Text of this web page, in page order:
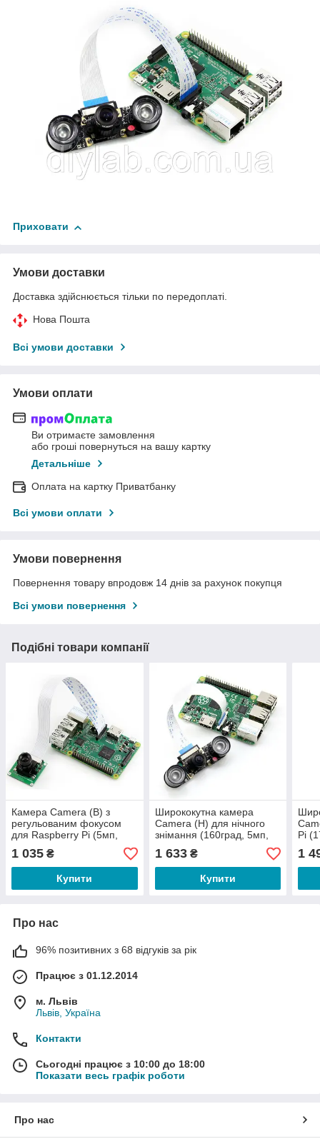
Приховати
Умови доставки
Доставка здійснюється тільки по передоплаті.
Нова Пошта
Всі умови доставки
Умови оплати
Ви отримаєте замовлення
або гроші повернуться на вашу картку
Детальніше
Оплата на картку Приватбанку
Всі умови оплати
Умови повернення
Повернення товару впродовж 14 днів за рахунок покупця
Всі умови повернення
Подібні товари компанії
Камера Camera (B) з
регульованим фокусом
для Raspberry Pi (5мп,
OV5647,1080P)
1 035 ₴
Купити
Ширококутна камера
Camera (H) для нічного
знімання (160град, 5мп,
OV5647,1080P)
1 633₴
Купити
Pi
1
Про нас
96% позитивних з 68 відгуків за рік
Працює з 01.12.2014
м. Львів
Львів, Україна
Контакти
Сьогодні працює з 10:00 до 18:00
Показати весь графік роботи
Про нас